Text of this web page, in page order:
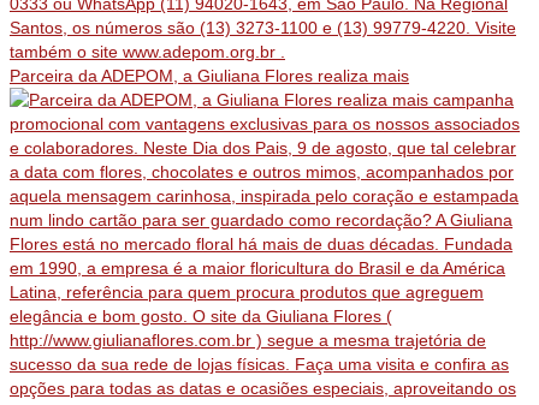
Parceira da ADEPOM, a Giuliana Flores realiza mais